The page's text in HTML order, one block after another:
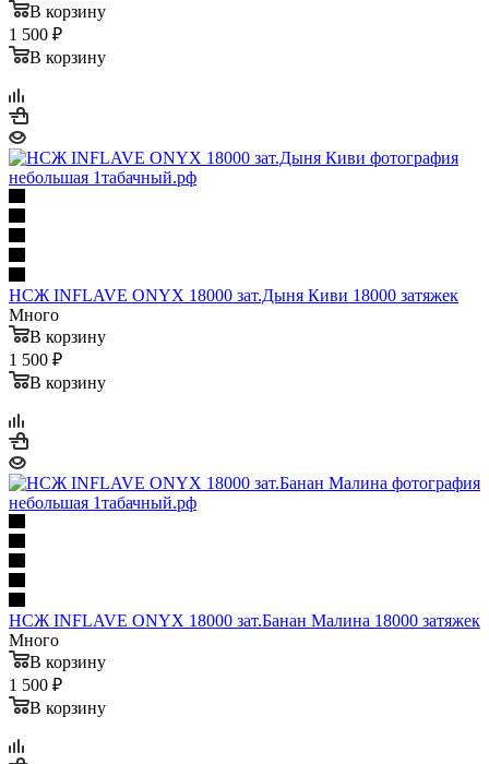
В корзину
1 500 ₽
В корзину
НСЖ INFLAVE ONYX 18000 зат.Дыня Киви 18000 затяжек
Много
В корзину
1 500 ₽
В корзину
НСЖ INFLAVE ONYX 18000 зат.Банан Малина 18000 затяжек
Много
В корзину
1 500 ₽
В корзину